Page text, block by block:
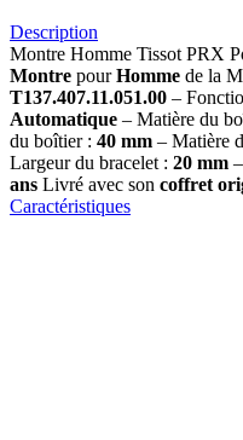
Description
Montre Homme Tissot PRX
Montre pourHomme de la
T137.407.11.051.00 –
Automatique – Matière du
du boîtier : 40 mm – Matière
Largeur du bracelet : 20 mm
ans Livré avec son coffret
Caractéristiques